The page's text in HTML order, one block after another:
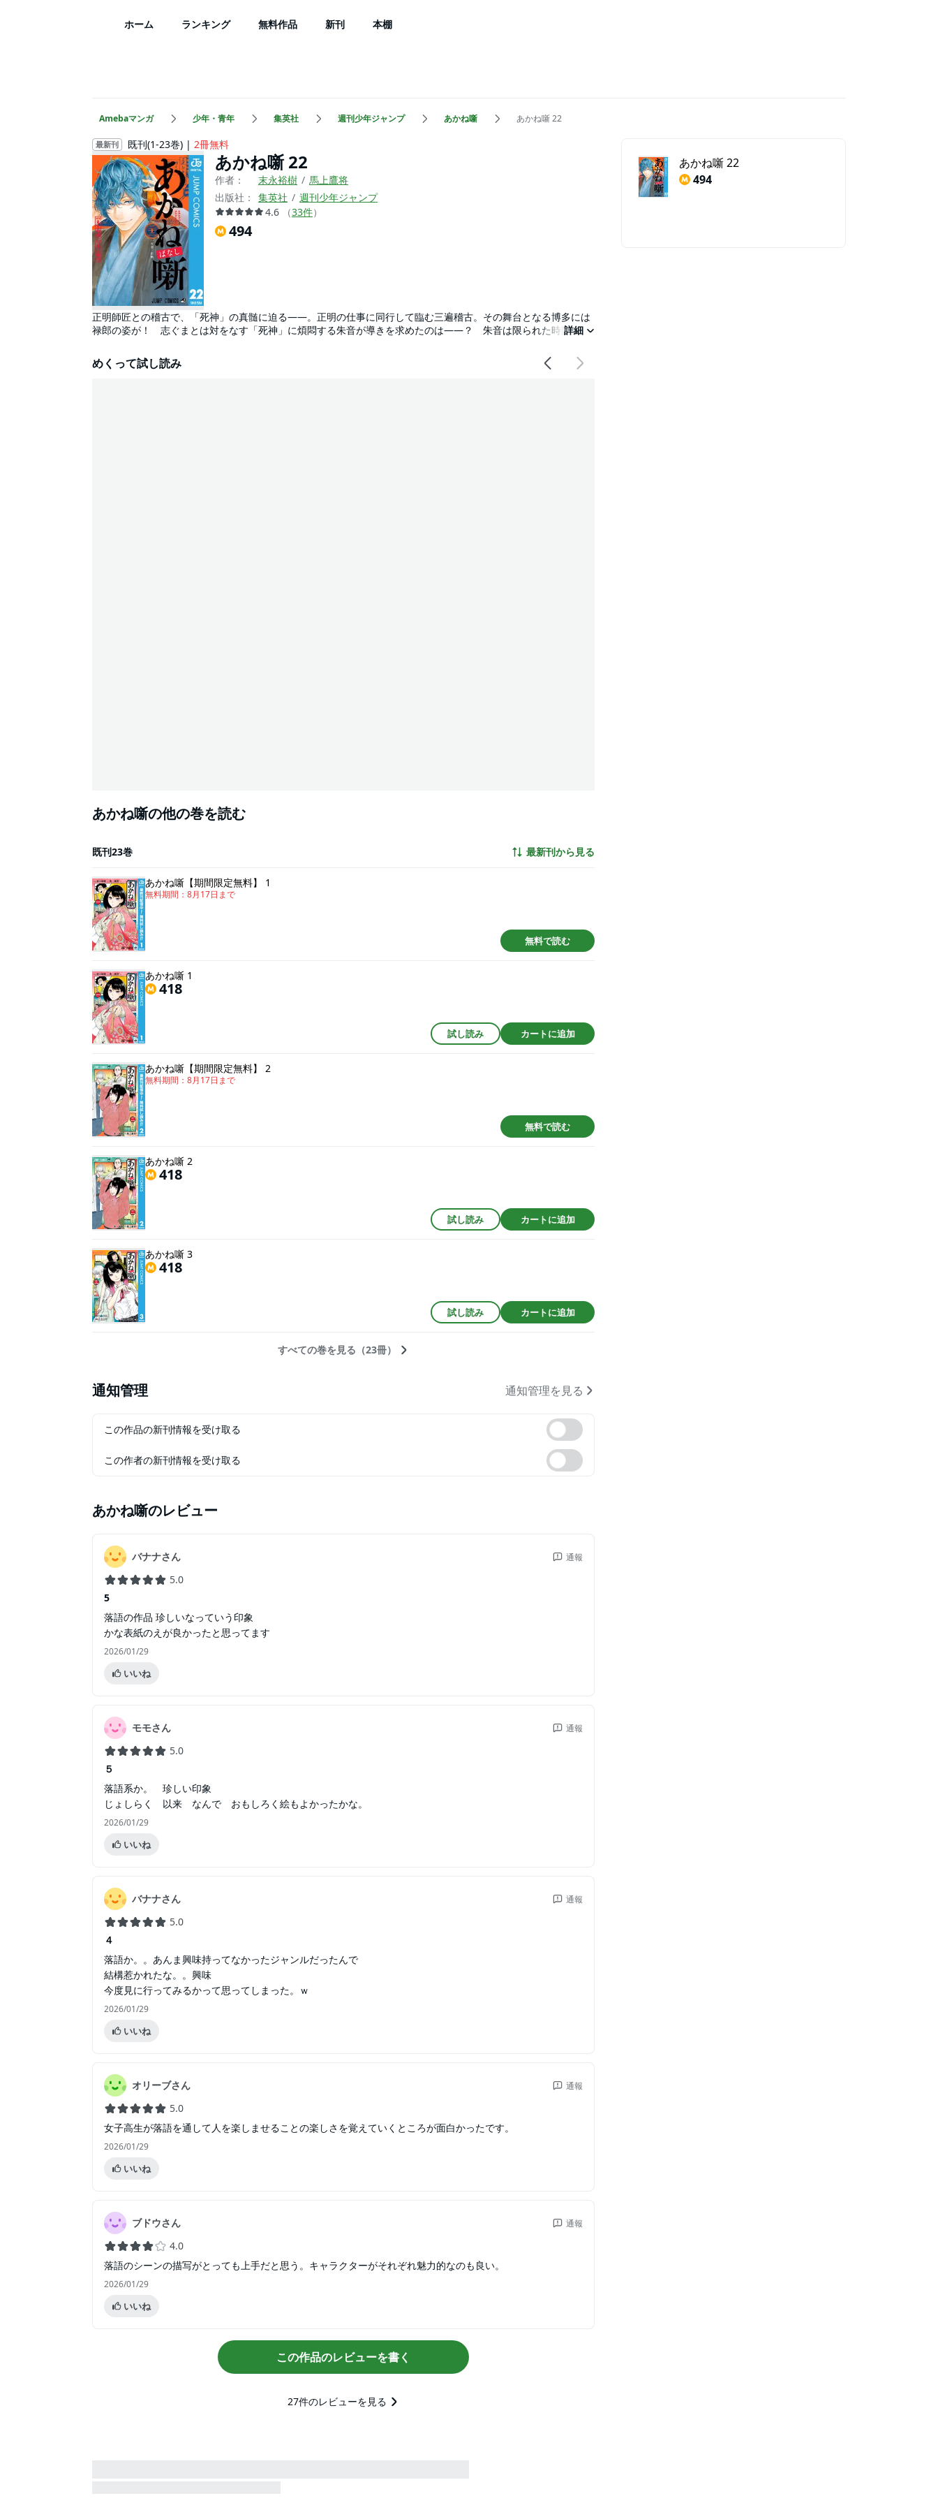
ホーム ランキング 無料作品 新刊 本棚
Amebaマンガ 少年・青年 集英社 週刊少年ジャンプ あかね噺 あかね噺 22
最新刊 既刊(1-23巻) 2冊無料
あかね噺 22
作者： 末永裕樹
馬上鷹将
出版社：
集英社
週刊少年ジャンプ
4.6
（33件）
494
正明師匠との稽古で、「死神」の真髄に迫る――。正明の仕事に同行して臨む三遍稽古。その舞台となる博多には
禄郎の姿が！ 志ぐまとは対をなす「死神」に煩悶する朱音が導きを求めたのは――？ 朱音は限られた時間で演
詳細
めくって試し読み
あかね噺の他の巻を読む
既刊23巻 最新刊から見る
あかね噺【期間限定無料】 1
無料期間： 8月17日 まで
無料で読む
あかね噺 1
418
試し読み カートに追加
あかね噺【期間限定無料】 2
無料期間： 8月17日 まで
無料で読む
あかね噺 2
418
試し読み カートに追加
あかね噺 3
418
試し読み カートに追加
すべての巻を見る（23冊）
通知管理 通知管理を見る
この作品の新刊情報を受け取る
この作者の新刊情報を受け取る
あかね噺のレビュー
バナナさん 通報
5.0
5
落語の作品 珍しいなっていう印象
かな表紙のえが良かったと思ってます
2026/01/29
いいね
モモさん 通報
5.0
５
落語系か。 珍しい印象
じょしらく 以来 なんで おもしろく絵もよかったかな。
2026/01/29
いいね
バナナさん 通報
5.0
４
落語か。。あんま興味持ってなかったジャンルだったんで
結構惹かれたな。。興味
今度見に行ってみるかって思ってしまった。ｗ
2026/01/29
いいね
オリーブさん 通報
5.0
女子高生が落語を通して人を楽しませることの楽しさを覚えていくところが面白かったです。
2026/01/29
いいね
ブドウさん 通報
4.0
落語のシーンの描写がとっても上手だと思う。キャラクターがそれぞれ魅力的なのも良い。
2026/01/29
いいね
この作品のレビューを書く
27件のレビューを見る
あかね噺 22
494